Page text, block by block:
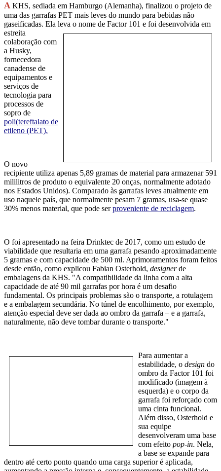
A KHS, sediada em Hamburgo (Alemanha), finalizou o projeto de
uma das garrafas PET mais leves do mundo para bebidas não
gaseificadas. Ela leva o nome de Factor 101 e foi desenvolvida em
estreita
colaboração com
a Husky,
fornecedora
canadense de
equipamentos e
serviços de
tecnologia para
processos de
sopro de
poli(tereftalato de
etileno (PET).
O novo
recipiente utiliza apenas 5,89 gramas de material para armazenar 591
mililitros de produto o equivalente 20 onças, normalmente adotado
nos Estados Unidos). Comparado às garrafas leves atualmente em
uso naquele país, que normalmente pesam 7 gramas, usa-se quase
30% menos material, que pode serproveniente de reciclagem.
O foi apresentado na feira Drinktec de 2017, como um estudo de
viabilidade que resultaria em uma garrafa pesando aproximadamente
5 gramas e com capacidade de 500 ml. Aprimoramentos foram feitos
desde então, como explicou Fabian Osterhold, designerde
embalagens da KHS. "A compatibilidade da linha com a alta
capacidade de até 90 mil garrafas por hora é um desafio
fundamental. Os principais problemas são o transporte, a rotulagem
e a embalagem secundária. No túnel de encolhimento, por exemplo,
atenção especial deve ser dada ao ombro da garrafa – e a garrafa,
naturalmente, não deve tombar durante o transporte."
Para aumentar a
estabilidade, o design do
ombro da Factor 101 foi
modificado (imagem à
esquerda) e o corpo da
garrafa foi reforçado com
uma cinta funcional.
Além disso, Osterhold e
sua equipe
desenvolveram uma base
com efeito pop-in. Nela,
a base se expande para
dentro até certo ponto quando uma carga superior é aplicada,